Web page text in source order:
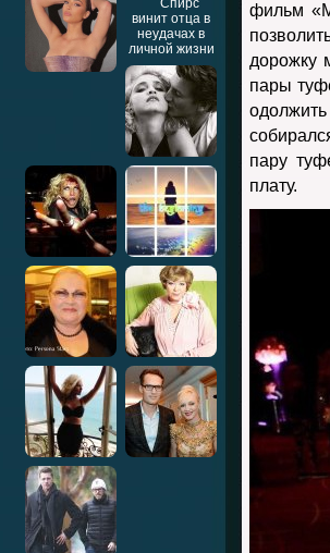
фильм
дорожку
пары
пару
плату.